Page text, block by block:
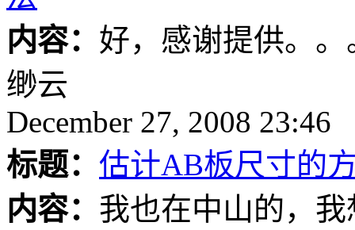
内容： 好，感谢提供。。
缈云
December 27, 2008 23:46
标题： 估计AB板尺寸的
内容： 我也在中山的，